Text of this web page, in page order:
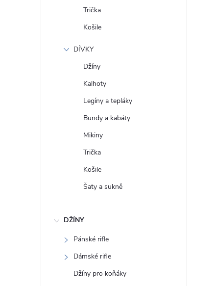
Trička
Košile
DÍVKY
Džíny
Kalhoty
Legíny a tepláky
Bundy a kabáty
Mikiny
Trička
Košile
Šaty a sukně
DŽÍNY
Pánské rifle
Dámské rifle
Džíny pro koňáky